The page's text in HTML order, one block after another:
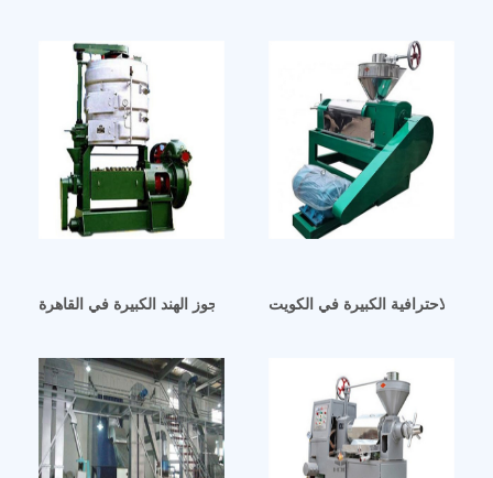
ماكينة استخلاص زيت جوز الهند الكبيرة في القاهرةالاحترافية الكبيرة في الكويت